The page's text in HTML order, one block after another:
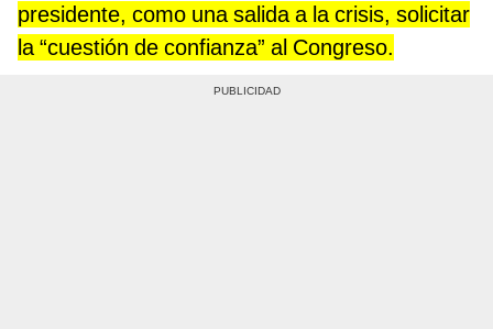
presidente, como una salida a la crisis, solicitar
la “cuestión de confianza” al Congreso.